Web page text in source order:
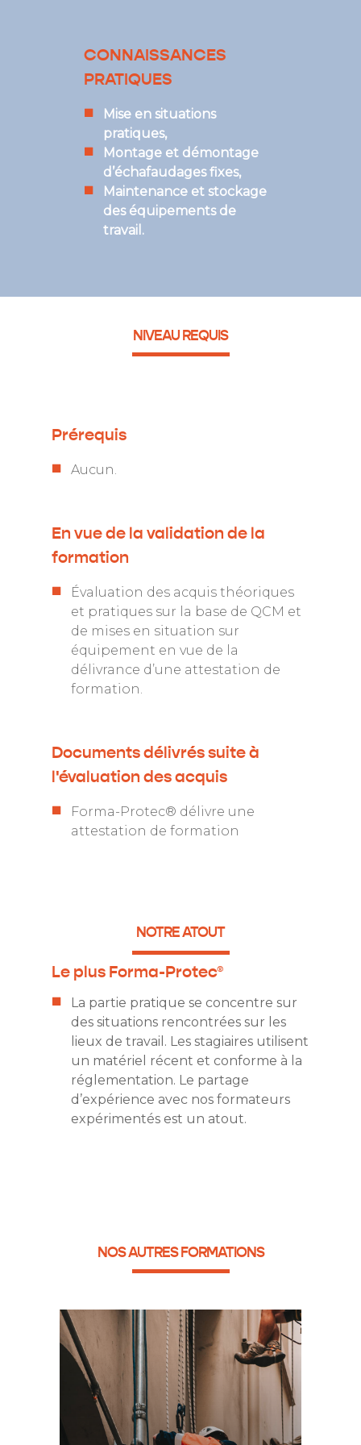
CONNAISSANCES
PRATIQUES
Mise en situations
pratiques,
Montage et démontage
d’échafaudages fixes,
Maintenance et stockage
des équipements de
travail.
NIVEAU REQUIS
Prérequis
Aucun.
En vue de la validation de la
formation
Évaluation des acquis théoriques
et pratiques sur la base de QCM et
de mises en situation sur
équipement en vue de la
délivrance d’une attestation de
formation.
Documents délivrés suite à
l'évaluation des acquis
Forma-Protec® délivre une
attestation de formation
NOTRE ATOUT
Le plus Forma-Protec®
La partie pratique se concentre sur
des situations rencontrées sur les
lieux de travail. Les stagiaires utilisent
un matériel récent et conforme à la
réglementation. Le partage
d’expérience avec nos formateurs
expérimentés est un atout.
NOS AUTRES FORMATIONS